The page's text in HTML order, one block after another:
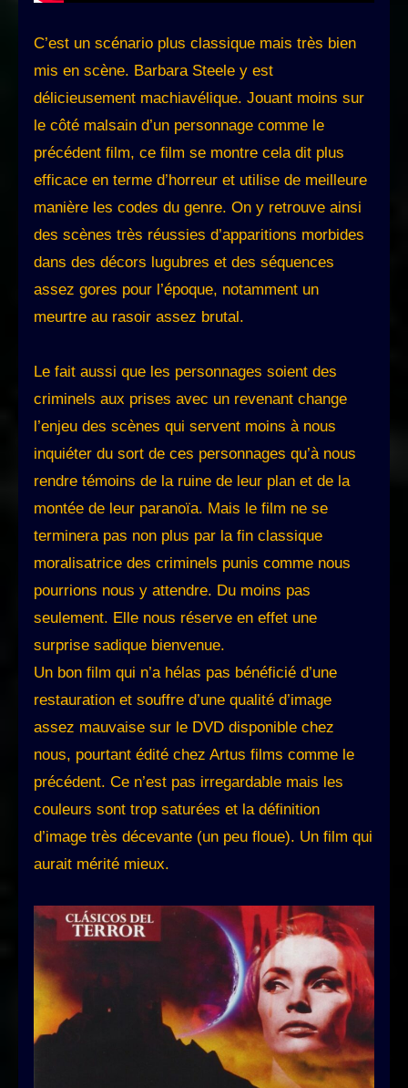
C’est un scénario plus classique mais très bien
mis en scène. Barbara Steele y est
délicieusement machiavélique. Jouant moins sur
le côté malsain d’un personnage comme le
précédent film, ce film se montre cela dit plus
efficace en terme d’horreur et utilise de meilleure
manière les codes du genre. On y retrouve ainsi
des scènes très réussies d’apparitions morbides
dans des décors lugubres et des séquences
assez gores pour l’époque, notamment un
meurtre au rasoir assez brutal.
Le fait aussi que les personnages soient des
criminels aux prises avec un revenant change
l’enjeu des scènes qui servent moins à nous
inquiéter du sort de ces personnages qu’à nous
rendre témoins de la ruine de leur plan et de la
montée de leur paranoïa. Mais le film ne se
terminera pas non plus par la fin classique
moralisatrice des criminels punis comme nous
pourrions nous y attendre. Du moins pas
seulement. Elle nous réserve en effet une
surprise sadique bienvenue.
Un bon film qui n’a hélas pas bénéficié d’une
restauration et souffre d’une qualité d’image
assez mauvaise sur le DVD disponible chez
nous, pourtant édité chez Artus films comme le
précédent. Ce n’est pas irregardable mais les
couleurs sont trop saturées et la définition
d’image très décevante (un peu floue). Un film qui
aurait mérité mieux.